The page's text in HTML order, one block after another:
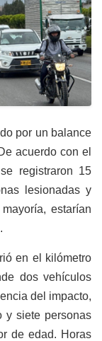
por un balance
acuerdo con el
registraron 15
lesionadas y
estarían
en el kilómetro
dos vehículos
del impacto,
y siete personas
de edad. Horas